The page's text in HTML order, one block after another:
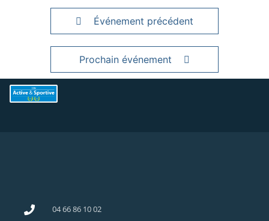
Événement précédent
Prochain événement
04 66 86 10 02